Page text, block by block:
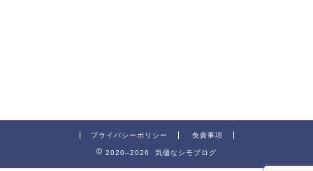
プライバシーポリシー 免責事項
2020–2026 気儘なシモブログ